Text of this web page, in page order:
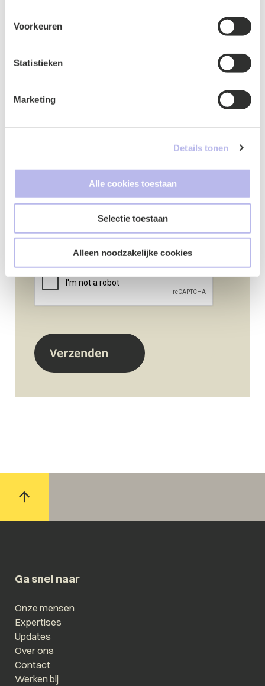
Voorkeuren
Statistieken
Marketing
Details tonen
Alle cookies toestaan
Selectie toestaan
Alleen noodzakelijke cookies
Telefoonnummer
Google ReCaptcha *
Ga snel naar
Onze mensen
Expertises
Updates
Over ons
Contact
Werken bij